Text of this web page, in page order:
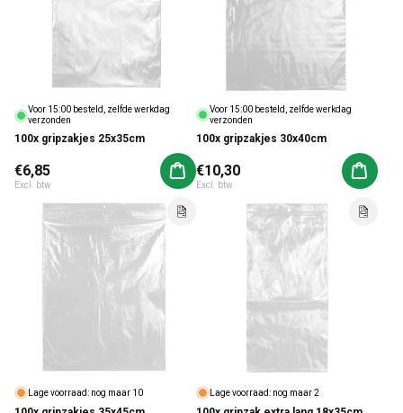
Voor 15:00 besteld, zelfde werkdag
verzonden
100x gripzakjes 25x35cm
Normale prijs
€6,85
Excl. btw
Aan winkelwagen toevoegen
Voor 15:00 besteld, zelfde werkdag
verzonden
100x gripzakjes 30x40cm
Normale prijs
€10,30
Excl. btw
Aan
Lage voorraad: nog maar 10 Lage voorraad: nog maar 2